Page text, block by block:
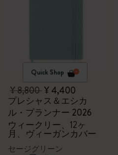
Quick Shop
¥ 8,800¥ 4,400
プレシャス＆エシカ
ル・プランナー 2026
ウィークリー、12ヶ
月、ヴィーガンカバー
セージグリーン